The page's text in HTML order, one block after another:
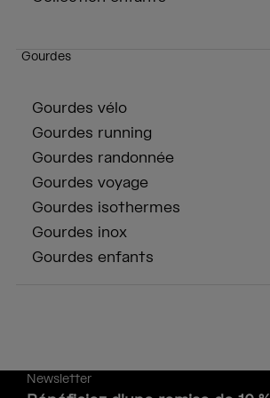
Gourdes
Gourdes vélo
Gourdes running
Gourdes randonnée
Gourdes voyage
Gourdes isothermes
Gourdes inox
Gourdes enfants
Newsletter